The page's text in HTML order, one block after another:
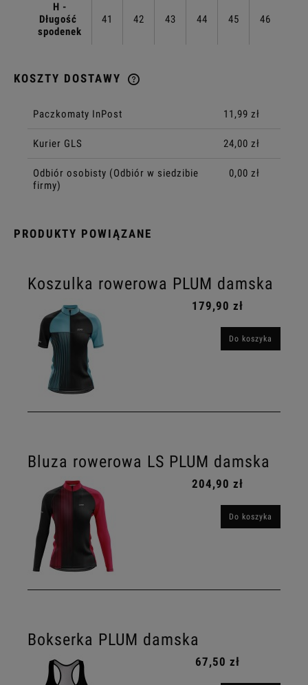
H -
Długość
spodenek
41 42 43 44 45 46
KOSZTY DOSTAWY
Paczkomaty InPost 11,99 zł
Kurier GLS 24,00 zł
Odbiór osobisty (Odbiór w siedzibie
firmy)
0,00 zł
PRODUKTY POWIĄZANE
Koszulka rowerowa PLUM damska
179,90 zł
Do koszyka
Bluza rowerowa LS PLUM damska
204,90 zł
Do koszyka
Bokserka PLUM damska
67,50 zł